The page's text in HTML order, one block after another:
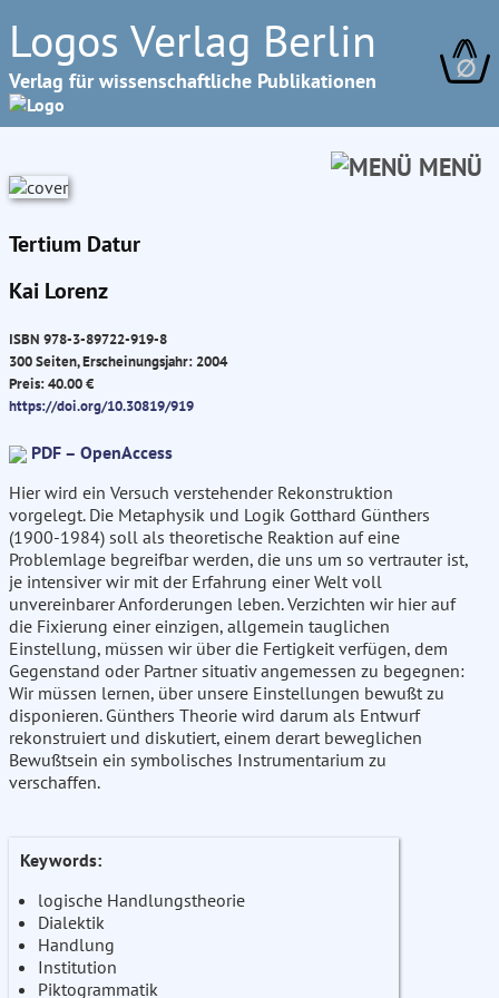
Logos Verlag Berlin
Verlag für wissenschaftliche Publikationen ∅
MENÜ
Tertium Datur
Kai Lorenz
ISBN 978-3-89722-919-8
300 Seiten, Erscheinungsjahr: 2004
Preis: 40.00 €
https://doi.org/10.30819/919
PDF – OpenAccess
Hier wird ein Versuch verstehender Rekonstruktion
vorgelegt. Die Metaphysik und Logik Gotthard Günthers
(1900-1984) soll als theoretische Reaktion auf eine
Problemlage begreifbar werden, die uns um so vertrauter ist,
je intensiver wir mit der Erfahrung einer Welt voll
unvereinbarer Anforderungen leben. Verzichten wir hier auf
die Fixierung einer einzigen, allgemein tauglichen
Einstellung, müssen wir über die Fertigkeit verfügen, dem
Gegenstand oder Partner situativ angemessen zu begegnen:
Wir müssen lernen, über unsere Einstellungen bewußt zu
disponieren. Günthers Theorie wird darum als Entwurf
rekonstruiert und diskutiert, einem derart beweglichen
Bewußtsein ein symbolisches Instrumentarium zu
verschaffen.
Keywords:
logische Handlungstheorie
Dialektik
Handlung
Institution
Piktogrammatik